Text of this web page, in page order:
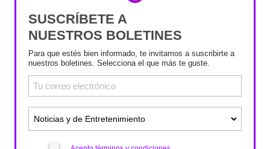
SUSCRÍBETE A
NUESTROS BOLETINES
Para que estés bien informado, te invitamos a suscribirte a
nuestros boletines. Selecciona el que más te guste.